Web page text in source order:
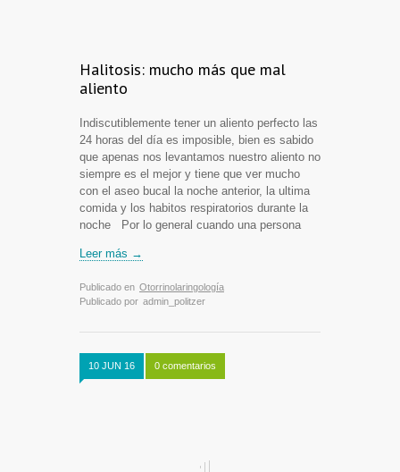
Halitosis: mucho más que mal
aliento
Indiscutiblemente tener un aliento perfecto las
24 horas del día es imposible, bien es sabido
que apenas nos levantamos nuestro aliento no
siempre es el mejor y tiene que ver mucho
con el aseo bucal la noche anterior, la ultima
comida y los habitos respiratorios durante la
noche Por lo general cuando una persona
Leer más →
Publicado en Otorrinolaringología
Publicado por admin_politzer
10 JUN 16 0 comentarios